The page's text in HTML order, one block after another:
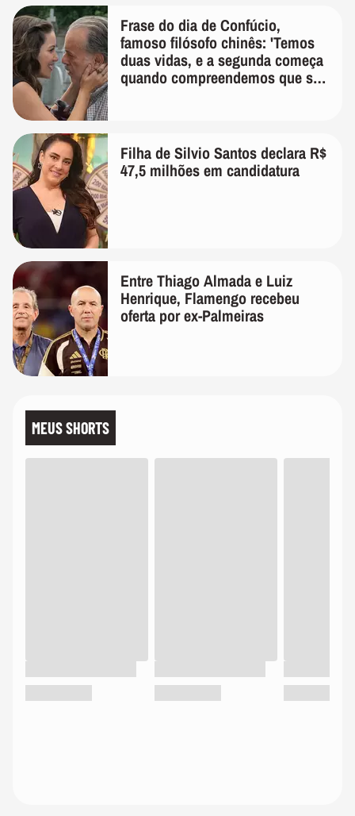
Frase do dia de Confúcio,
famoso filósofo chinês: 'Temos
duas vidas, e a segunda começa
quando compreendemos que só
Filha de Silvio Santos declara R$
47,5 milhões em candidatura
Entre Thiago Almada e Luiz
Henrique, Flamengo recebeu
oferta por ex-Palmeiras
MEUS SHORTS